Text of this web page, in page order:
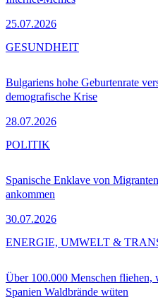
25.07.2026
Bulgariens hohe Geburtenrate
demografische Krise
28.07.2026
GESUNDHEIT
Spanische Enklave von
ankommen
30.07.2026
POLITIK
Über 100.000 Menschen fliehen,
Spanien Waldbrände wüten
ENERGIE, UMWELT &